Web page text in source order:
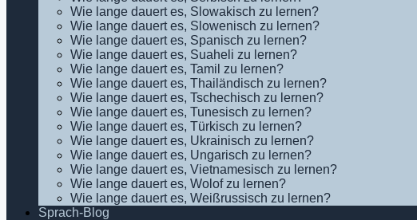
Wie lange dauert es, Slowakisch zu lernen?
Wie lange dauert es, Slowenisch zu lernen?
Wie lange dauert es, Spanisch zu lernen?
Wie lange dauert es, Suaheli zu lernen?
Wie lange dauert es, Tamil zu lernen?
Wie lange dauert es, Thailändisch zu lernen?
Wie lange dauert es, Tschechisch zu lernen?
Wie lange dauert es, Tunesisch zu lernen?
Wie lange dauert es, Türkisch zu lernen?
Wie lange dauert es, Ukrainisch zu lernen?
Wie lange dauert es, Ungarisch zu lernen?
Wie lange dauert es, Vietnamesisch zu lernen?
Wie lange dauert es, Wolof zu lernen?
Wie lange dauert es, Weißrussisch zu lernen?
Sprach-Blog